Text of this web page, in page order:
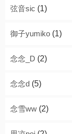
弦音sic (1)
御子yumiko (1)
念念_D (2)
念念d (5)
念雪ww (2)